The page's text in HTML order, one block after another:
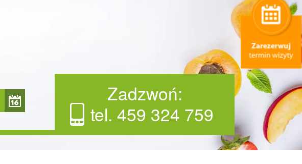
Zadzwoń:
tel. 459 324 759